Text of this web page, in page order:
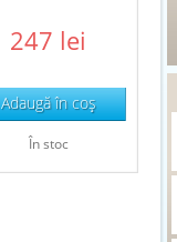
247 lei
Adaugă în coş
În stoc